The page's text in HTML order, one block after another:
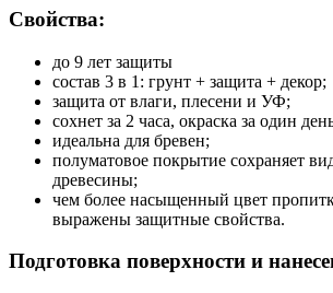
Свойства:
до 9 лет защиты
состав 3 в 1: грунт + защита + декор;
защита от влаги, плесени и УФ;
сохнет за 2 часа, окраска за один
идеальна для бревен;
полуматовое покрытие сохраняет
древесины;
чем более насыщенный цвет
выражены защитные свойства.
Подготовка поверхности и